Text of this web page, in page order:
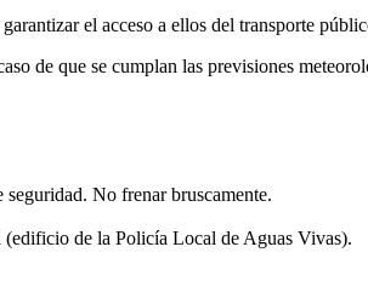
el acceso a ellos del transporte
de que se cumplan las previsiones
No frenar bruscamente.
(edificio de la Policía Local de Aguas Vivas).